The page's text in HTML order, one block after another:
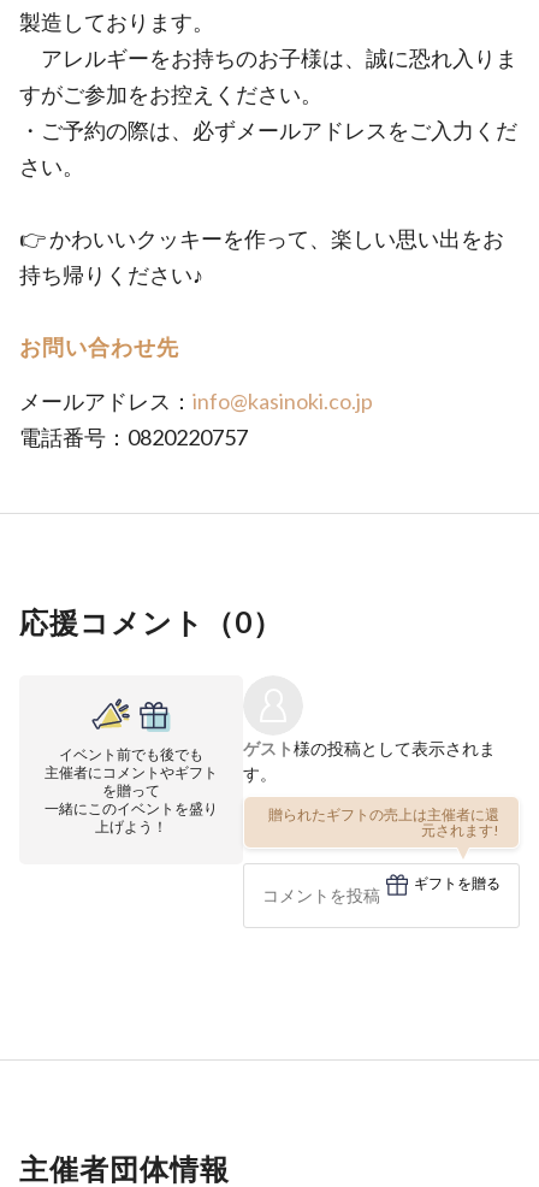
製造しております。
アレルギーをお持ちのお子様は、誠に恐れ入りま
すがご参加をお控えください。
・ご予約の際は、必ずメールアドレスをご入力くだ
さい。
👉 かわいいクッキーを作って、楽しい思い出をお
持ち帰りください♪
お問い合わせ先
メールアドレス： info@kasinoki.co.jp
電話番号：0820220757
応援コメント（0）
イベント前でも後でも
主催者にコメントやギフト
を贈って
一緒にこのイベントを盛り
上げよう！
ゲスト様の投稿として表示されま
す。
贈られたギフトの売上は主催者に還
元されます!
ギフトを贈る
主催者団体情報